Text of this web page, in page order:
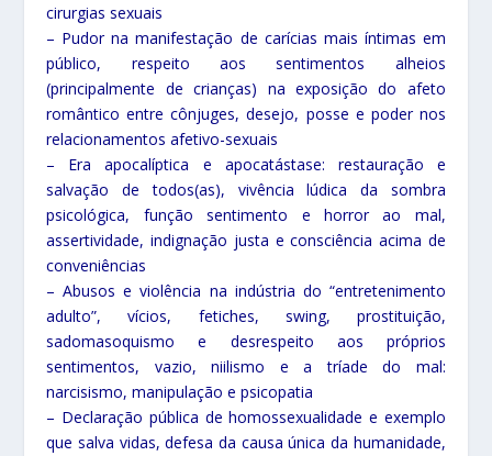
cirurgias sexuais
– Pudor na manifestação de carícias mais íntimas em
público, respeito aos sentimentos alheios
(principalmente de crianças) na exposição do afeto
romântico entre cônjuges, desejo, posse e poder nos
relacionamentos afetivo-sexuais
– Era apocalíptica e apocatástase: restauração e
salvação de todos(as), vivência lúdica da sombra
psicológica, função sentimento e horror ao mal,
assertividade, indignação justa e consciência acima de
conveniências
– Abusos e violência na indústria do “entretenimento
adulto”, vícios, fetiches, swing, prostituição,
sadomasoquismo e desrespeito aos próprios
sentimentos, vazio, niilismo e a tríade do mal:
narcisismo, manipulação e psicopatia
– Declaração pública de homossexualidade e exemplo
que salva vidas, defesa da causa única da humanidade,